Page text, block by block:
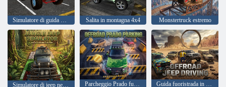
Simulatore di guida per auto fuoristrada Jeep 4x4 Salita in montagna 4x4 Monstertruck estremo
Parcheggio Prado fuoristrada Guida fuoristrada in jeep